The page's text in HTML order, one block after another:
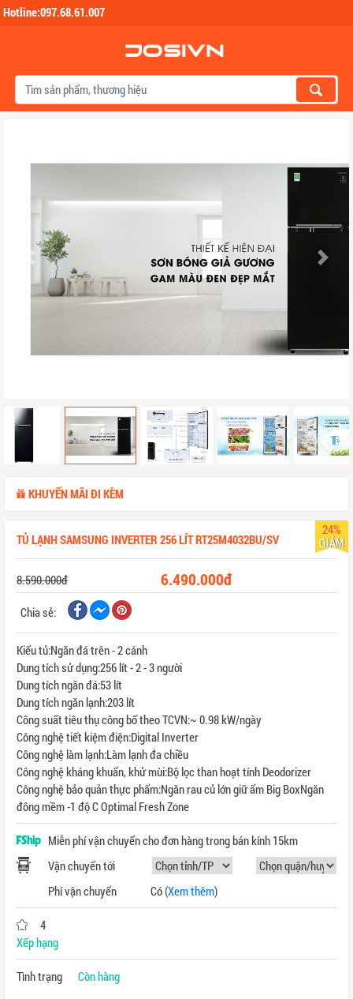
Hotline:097.68.61.007
Previous Next
KHUYẾN MÃI ĐI KÈM
TỦ LẠNH SAMSUNG INVERTER 256 LÍT RT25M4032BU/SV
8.590.000đ 6.490.000đ
Chia sẻ:
Kiểu tủ:Ngăn đá trên - 2 cánh
Dung tích sử dụng:256 lít - 2 - 3 người
Dung tích ngăn đá:53 lít
Dung tích ngăn lạnh:203 lít
Công suất tiêu thụ công bố theo TCVN:~ 0.98 kW/ngày
Công nghệ tiết kiệm điện:Digital Inverter
Công nghệ làm lạnh:Làm lạnh đa chiều
Công nghệ kháng khuẩn, khử mùi:Bộ lọc than hoạt tính Deodorizer
Công nghệ bảo quản thực phẩm:Ngăn rau củ lớn giữ ẩm Big BoxNgăn
đông mềm -1 độ C Optimal Fresh Zone
Miễn phí vận chuyển cho đơn hàng trong bán kính 15km
Vận chuyển tới
Phí vận chuyển
Có (Xem thêm)
4
Xếp hạng
Tình trạng Còn hàng
24%
GIẢM